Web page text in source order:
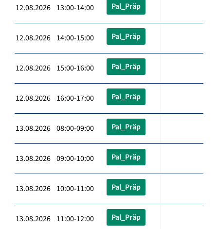
12.08.2026 13:00-14:00 Pal_Präp
12.08.2026 14:00-15:00 Pal_Präp
12.08.2026 15:00-16:00 Pal_Präp
12.08.2026 16:00-17:00 Pal_Präp
13.08.2026 08:00-09:00 Pal_Präp
13.08.2026 09:00-10:00 Pal_Präp
13.08.2026 10:00-11:00 Pal_Präp
13.08.2026 11:00-12:00 Pal_Präp